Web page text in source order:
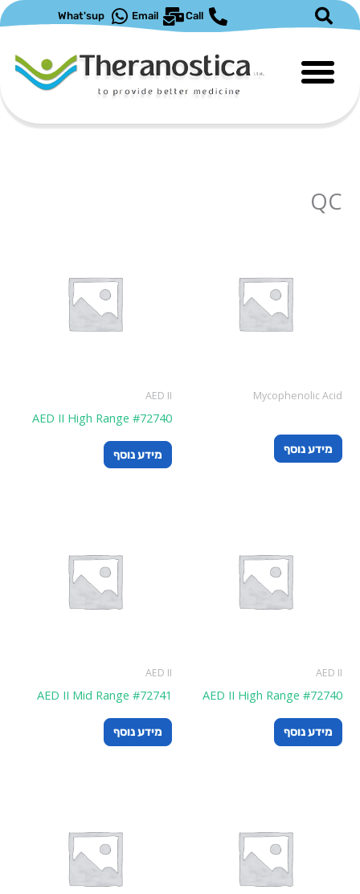
Call
Email
What'sup
QC
Mycophenolic Acid
מידע נוסף
AED II
AED II High Range #72740
מידע נוסף
AED II
AED II High Range #72740
מידע נוסף
AED II
AED II Mid Range #72741
מידע נוסף